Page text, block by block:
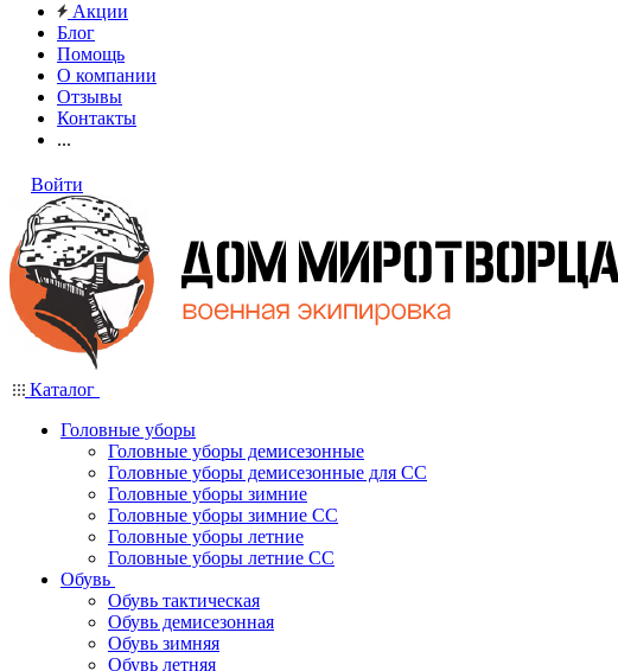
Акции
Блог
Помощь
О компании
Отзывы
Контакты
...
Войти
Каталог
Головные уборы
Головные уборы демисезонные
Головные уборы демисезонные для СС
Головные уборы зимние
Головные уборы зимние СС
Головные уборы летние
Головные уборы летние СС
Обувь
Обувь тактическая
Обувь демисезонная
Обувь зимняя
Обувь летняя